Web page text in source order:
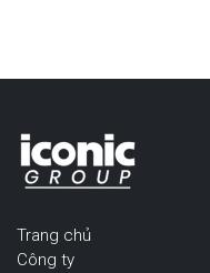
Trang chủ
Công ty